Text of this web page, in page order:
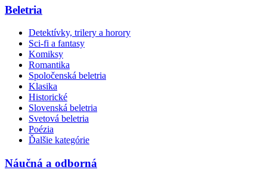
Beletria
Detektívky, trilery a horory
Sci-fi a fantasy
Komiksy
Romantika
Spoločenská beletria
Klasika
Historické
Slovenská beletria
Svetová beletria
Poézia
Ďalšie kategórie
Náučná a odborná